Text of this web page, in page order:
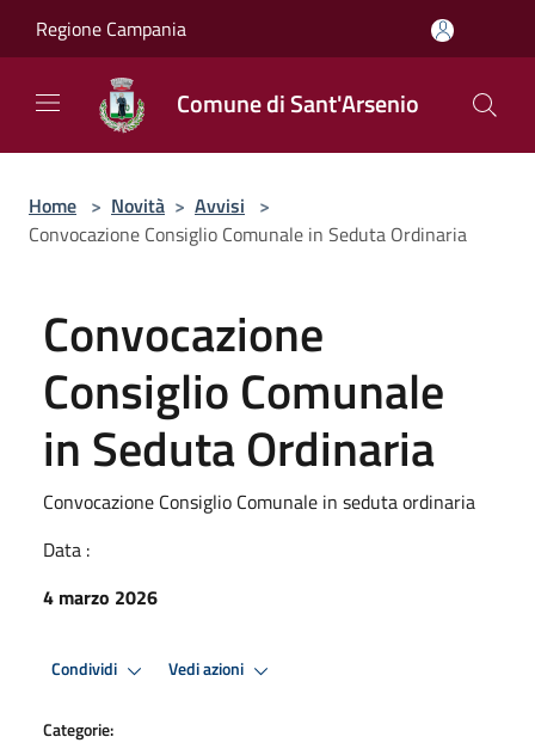
Regione Campania
Comune di Sant'Arsenio
Home > Novità > Avvisi >
Convocazione Consiglio Comunale in Seduta Ordinaria
Convocazione
Consiglio Comunale
in Seduta Ordinaria
Convocazione Consiglio Comunale in seduta ordinaria
Data :
4 marzo 2026
Condividi Vedi azioni
Categorie: